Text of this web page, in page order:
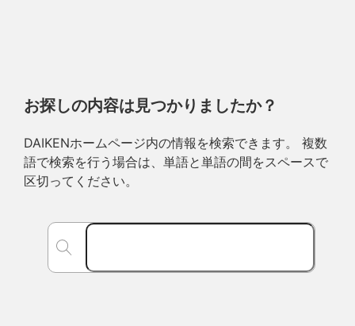
お探しの内容は見つかりましたか？
DAIKENホームページ内の情報を検索できます。 複数
語で検索を行う場合は、単語と単語の間をスペースで
区切ってください。